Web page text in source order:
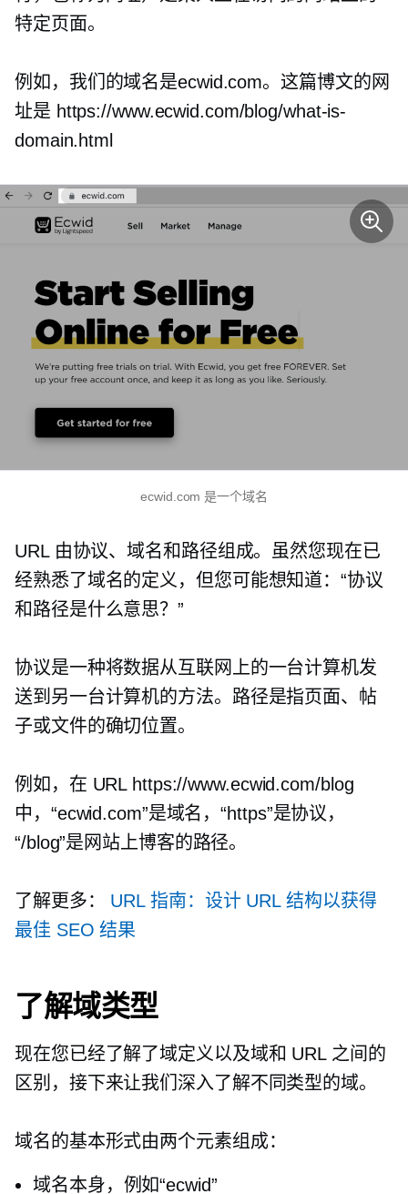
特定页面。
例如，我们的域名是ecwid.com。这篇博文的网
址是 https://www.ecwid.com/blog/what-is-
domain.html
ecwid.com 是一个域名
URL 由协议、域名和路径组成。虽然您现在已
经熟悉了域名的定义，但您可能想知道：“协议
和路径是什么意思？”
协议是一种将数据从互联网上的一台计算机发
送到另一台计算机的方法。路径是指页面、帖
子或文件的确切位置。
例如，在 URL https://www.ecwid.com/blog
中，“ecwid.com”是域名，“https”是协议，
“/blog”是网站上博客的路径。
了解更多： URL 指南：设计 URL 结构以获得
最佳 SEO 结果
了解域类型
现在您已经了解了域定义以及域和 URL 之间的
区别，接下来让我们深入了解不同类型的域。
域名的基本形式由两个元素组成：
域名本身，例如“ecwid”